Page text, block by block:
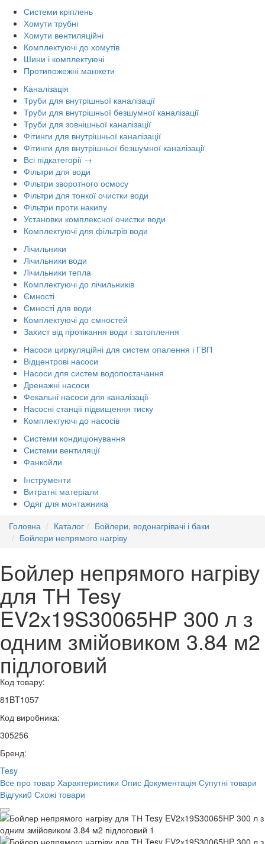
Системи кріплень
Хомути трубні
Хомути вентиляційні
Комплектуючі до хомутів
Шини і комплектуючі
Протипожежні манжети
Каналізація
Труби для внутрішньої каналізації
Труби для внутрішньої безшумної каналізації
Труби для зовнішньої каналізації
Фітинги для внутрішньої каналізації
Фітинги для внутрішньої безшумної каналізації
Всі підкатегорії →
Фільтри для води
Фільтри зворотного осмосу
Фільтри для тонкої очистки води
Фільтри проти накипу
Установки комплексної очистки води
Комплектуючі для фільтрів води
Лічильники
Лічильники води
Лічильники тепла
Комплектуючі до лічильників
Ємності
Ємності для води
Комплектуючі до ємностей
Захист від протікання води і затоплення
Насоси циркуляційні для систем опалення і ГВП
Відцентрові насоси
Насоси для систем водопостачання
Дренажні насоси
Фекальні насоси для каналізації
Насосні станції підвищення тиску
Комплектуючі до насосів
Системи кондиціонування
Системи вентиляції
Фанкойли
Інструменти
Витратні матеріали
Одяг для монтажника
Головна
Каталог
Бойлери, водонагрівачі і баки
Бойлери непрямого нагріву
Бойлер непрямого нагріву
для ТН Tesy
EV2х19S30065HP 300 л з
одним змійовиком 3.84 м2
підлоговий
Код товару:
81BT1057
Код виробника:
305256
Бренд:
Tesy
Все про товар Характеристики Опис Документація Супутні товари
Відгуки0 Схожі товари